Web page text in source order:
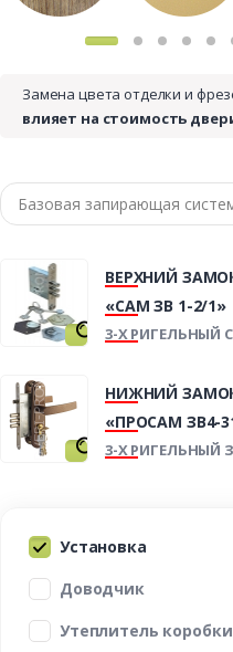
Замена цвета отделки и
влияет на стоимость
ВЕРХНИЙ
«САМ ЗВ 1-2/1»
3-Х РИГЕЛЬНЫЙ
НИЖНИЙ
«ПРОСАМ ЗВ4-
3-Х РИГЕЛЬНЫЙ
Установка
Доводчик
Утеплитель коробки